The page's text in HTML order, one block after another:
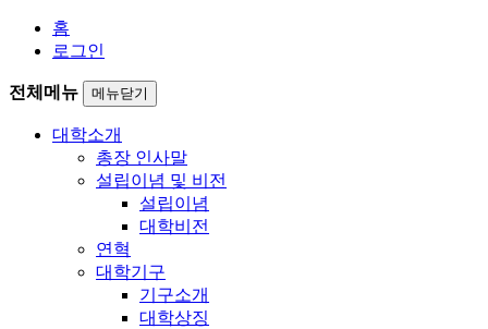
홈
로그인
전체메뉴 메뉴닫기
대학소개
총장 인사말
설립이념 및 비전
설립이념
대학비전
연혁
대학기구
기구소개
대학상징